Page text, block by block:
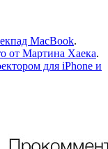
MacBook.
от Мартина Хаека.
для iPhone и